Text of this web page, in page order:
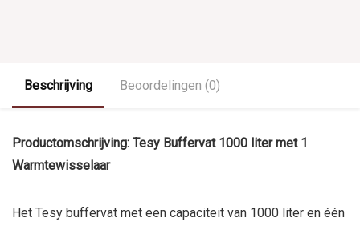
Beschrijving Beoordelingen (0)
Productomschrijving: Tesy Buffervat 1000 liter met 1
Warmtewisselaar
Het Tesy buffervat met een capaciteit van 1000 liter en één